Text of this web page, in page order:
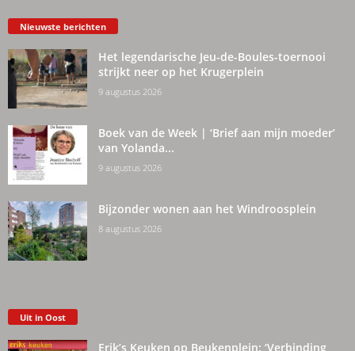
Nieuwste berichten
Het legendarische Jeu-de-Boules-toernooi
strijkt neer op het Krugerplein
9 augustus 2026
Boek van de Week | ‘Brief aan mijn moeder’
van Yolanda...
9 augustus 2026
Bijzonder wonen aan het Windroosplein
8 augustus 2026
Uit in Oost
Erik’s Keuken op Beukenplein: ‘Verbinding